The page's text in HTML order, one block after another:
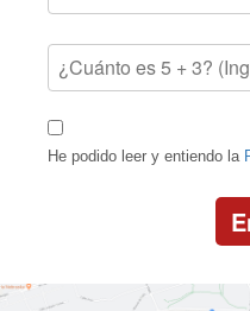
He podido leer y entiendo la